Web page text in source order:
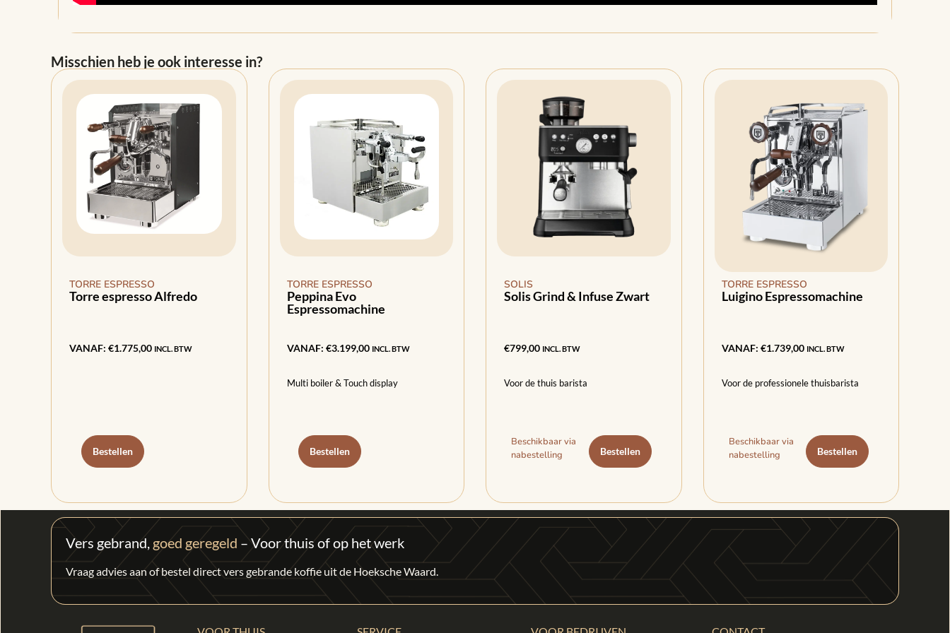
Misschien heb je ook interesse in?
TORRE ESPRESSO
Torre espresso Alfredo
VANAF: €1.775,00 INCL. BTW
Bestellen
TORRE ESPRESSO
Peppina Evo
Espressomachine
VANAF: €3.199,00 INCL. BTW
Multi boiler & Touch display
Bestellen
SOLIS
Solis Grind & Infuse Zwart
€799,00 INCL. BTW
Voor de thuis barista
Beschikbaar via
nabestelling
Bestellen
TORRE ESPRESSO
Luigino Espressomachine
VANAF: €1.739,00 INCL. BTW
Voor de professionele thuisbarista
Beschikbaar via
nabestelling
Bestellen
Vers gebrand, goed geregeld – Voor thuis of op het werk
Vraag advies aan of bestel direct vers gebrande koffie uit de Hoeksche Waard.